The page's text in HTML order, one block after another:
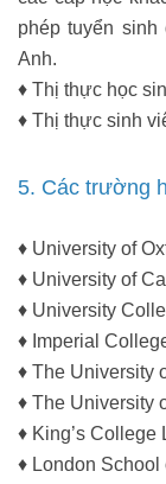
phép tuyển
Anh.
♦ Thị thực học
♦ Thị thực sinh
5. Các trường
♦ University of
♦ University of
♦ University
♦ Imperial
♦ The University
♦ The University
♦ King’s College
♦ London